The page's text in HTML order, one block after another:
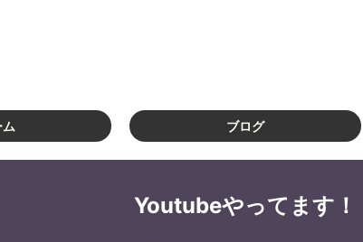
ブログ
Youtubeやってます！